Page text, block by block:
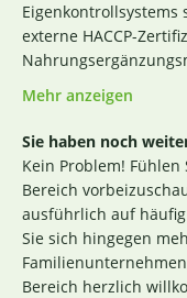
Eigenkontrollsystems
externe HACCP-
Richtlinien des
Nr. 852 / 2004 des
Zertifikat finden Sie
die Sicherstellung
bereits bei der
unserer (Rohstoff-
Richtlinie ist hierbei
den Tests der
rechtlich dazu
Mehr anzeigen
Sie haben noch
Kein Problem!
Bereich
ausführlich auf
Sie sich hingegen
Bereich herzlich